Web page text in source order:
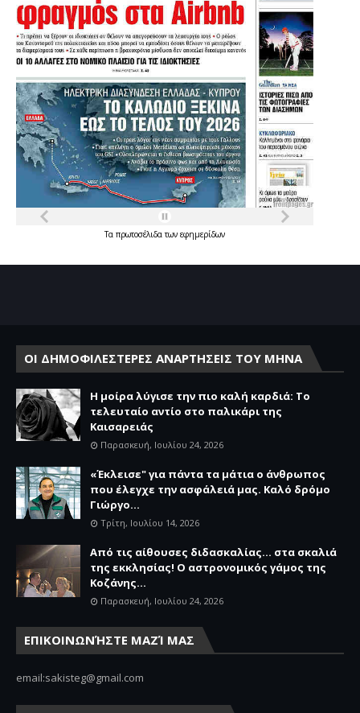
Τα πρωτοσέλιδατων εφημερίδων
ΟΙ ΔΗΜΟΦΙΛΕΣΤΕΡΕΣ ΑΝΑΡΤΗΣΕΙΣ ΤΟΥ ΜΗΝΑ
Η μοίρα λύγισε την πιο καλή καρδιά: Το
τελευταίο αντίο στο παλικάρι της
Καισαρειάς
Παρασκευή, Ιουλίου 24, 2026
«Έκλεισε" για πάντα τα μάτια ο άνθρωπος
που έλεγχε την ασφάλειά μας. Καλό δρόμο
Γιώργο...
Τρίτη, Ιουλίου 14, 2026
Από τις αίθουσες διδασκαλίας… στα σκαλιά
της εκκλησίας! Ο αστρονομικός γάμος της
Κοζάνης...
Παρασκευή, Ιουλίου 24, 2026
ΕΠΙΚΟΙΝΩΝΉΣΤΕ ΜΑΖΊ ΜΑΣ
email:sakisteg@gmail.com